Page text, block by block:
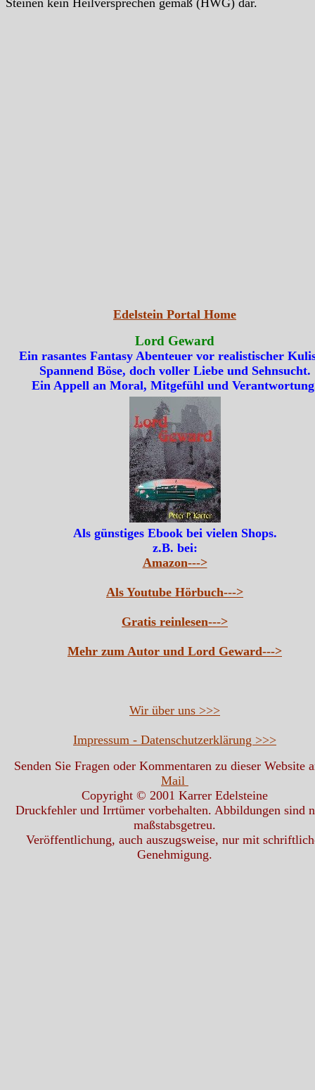
Edelstein Portal Home
Lord Geward
Ein rasantes Fantasy Abenteuer vor realistischer
Spannend Böse, doch voller Liebe und Sehnsucht.
Ein Appell an Moral, Mitgefühl und
Als günstiges Ebook bei vielen Shops.
z.B. bei:
Amazon--->
Als Youtube Hörbuch--->
Gratis reinlesen--->
Mehr zum Autor und Lord Geward--->
Wir über uns >>>
Impressum - Datenschutzerklärung >>>
Senden Sie Fragen oder Kommentaren zu dieser Website
Mail
Copyright © 2001 Karrer Edelsteine
Druckfehler und Irrtümer vorbehalten. Abbildungen sind
maßstabsgetreu.
Veröffentlichung, auch auszugsweise, nur mit
Genehmigung.